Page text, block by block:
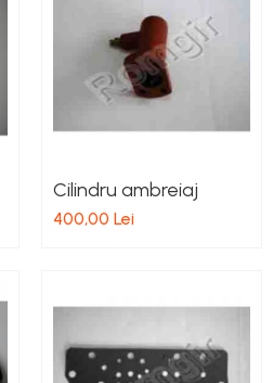
Cilindru ambreiaj
400,00 Lei